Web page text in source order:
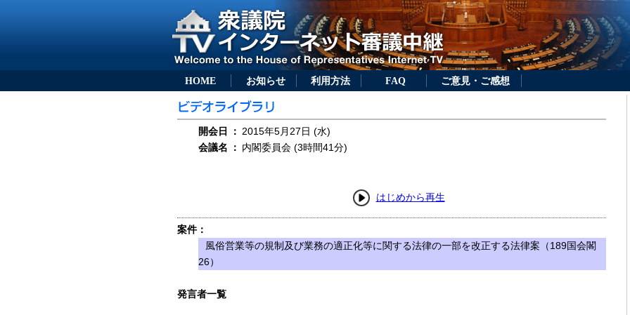
HOME お知らせ 利用方法 FAQ ご意見・ご感想
開会日 ： 2015年5月27日 (水)
会議名
： 内閣委員会 (3時間41分)
はじめから再生
案件：
風俗営業等の規制及び業務の適正化等に関する法律の一部を改正する法律案（189国会閣
26）
発言者一覧